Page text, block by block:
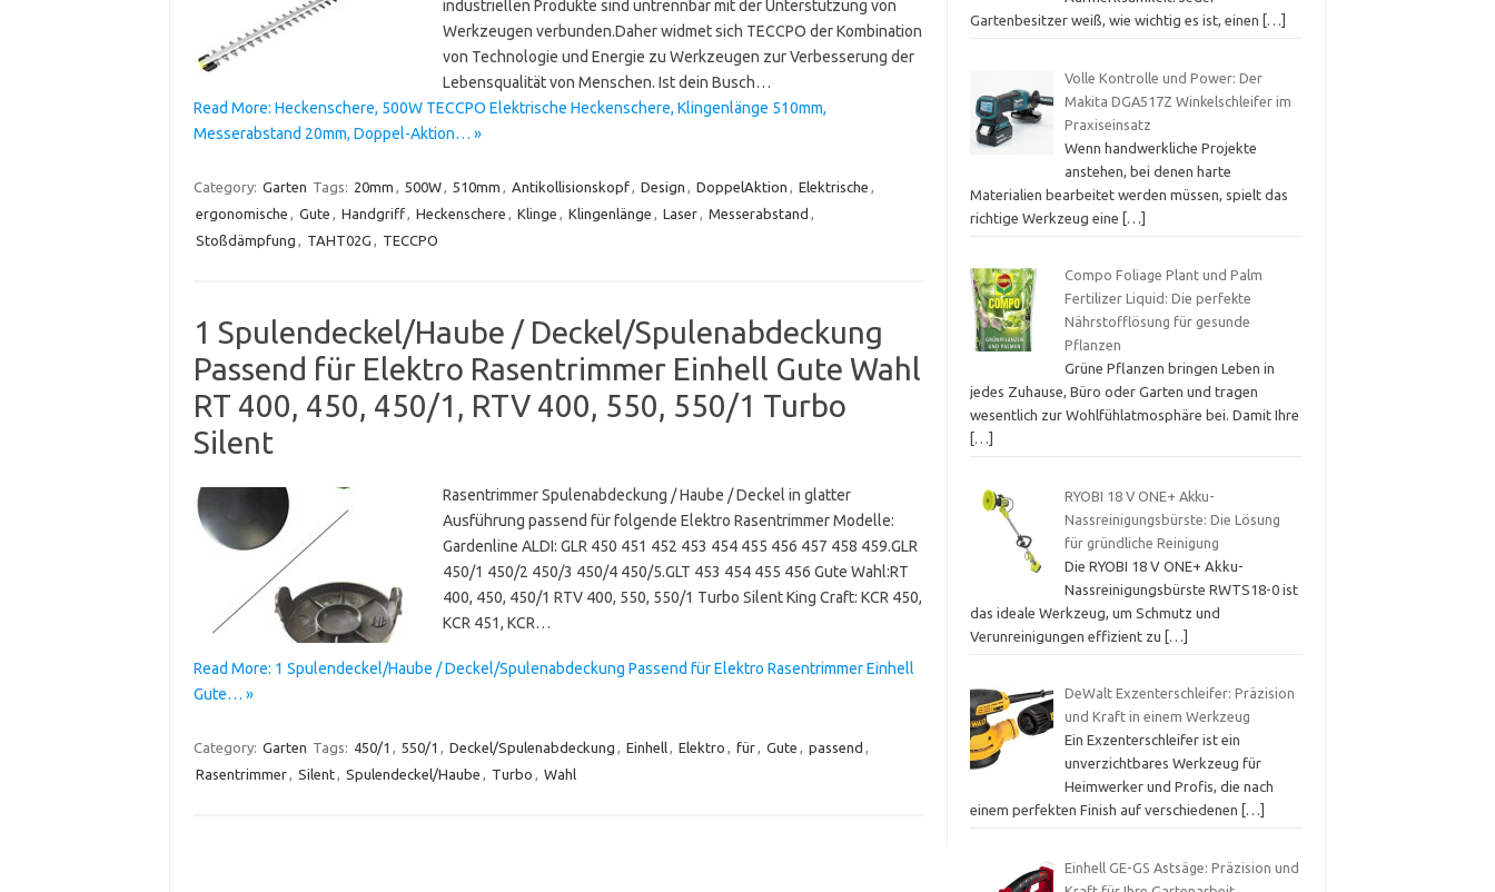
industriellen Produkte sind untrennbar mit der Unterstützung von
Werkzeugen verbunden.Daher widmet sich TECCPO der Kombination
von Technologie und Energie zu Werkzeugen zur Verbesserung der
Lebensqualität von Menschen. Ist dein Busch…
Read More: Heckenschere, 500W TECCPO Elektrische Heckenschere, Klingenlänge 510mm,
Messerabstand 20mm, Doppel-Aktion… »
Category: Garten Tags: 20mm , 500W, 510mm , Antikollisionskopf, Design , DoppelAktion , Elektrische ,
ergonomische , Gute , Handgriff, Heckenschere , Klinge , Klingenlänge , Laser, Messerabstand ,
Stoßdämpfung , TAHT02G , TECCPO
1 Spulendeckel/Haube / Deckel/Spulenabdeckung
Passend für Elektro Rasentrimmer Einhell Gute Wahl
RT 400, 450, 450/1, RTV 400, 550, 550/1 Turbo
Silent
Rasentrimmer Spulenabdeckung / Haube / Deckel in glatter
Ausführung passend für folgende Elektro Rasentrimmer Modelle:
Gardenline ALDI: GLR 450 451 452 453 454 455 456 457 458 459.GLR
450/1 450/2 450/3 450/4 450/5.GLT 453 454 455 456 Gute Wahl:RT
400, 450, 450/1 RTV 400, 550, 550/1 Turbo Silent King Craft: KCR 450,
KCR 451, KCR…
Read More: 1 Spulendeckel/Haube / Deckel/Spulenabdeckung Passend für Elektro Rasentrimmer Einhell
Gute… »
Category: Garten Tags: 450/1 , 550/1 , Deckel/Spulenabdeckung , Einhell, Elektro , für, Gute , passend ,
Rasentrimmer, Silent, Spulendeckel/Haube , Turbo , Wahl
Gartenbesitzer weiß, wie wichtig es ist, einen
[…]
Volle Kontrolle und Power: Der
Makita DGA517Z Winkelschleifer im
Praxiseinsatz
Wenn handwerkliche Projekte
anstehen, bei denen harte
Materialien bearbeitet werden müssen, spielt das
richtige Werkzeug eine
[…]
Compo Foliage Plant und Palm
Fertilizer Liquid: Die perfekte
Nährstofflösung für gesunde
Pflanzen
Grüne Pflanzen bringen Leben in
jedes Zuhause, Büro oder Garten und tragen
wesentlich zur Wohlfühlatmosphäre bei. Damit Ihre
[…]
RYOBI 18 V ONE+ Akku-
Nassreinigungsbürste: Die Lösung
für gründliche Reinigung
Die RYOBI 18 V ONE+ Akku-
Nassreinigungsbürste RWTS18-0 ist
das ideale Werkzeug, um Schmutz und
Verunreinigungen effizient zu
[…]
DeWalt Exzenterschleifer: Präzision
und Kraft in einem Werkzeug
Ein Exzenterschleifer ist ein
unverzichtbares Werkzeug für
Heimwerker und Profis, die nach
einem perfekten Finish auf verschiedenen
[…]
Einhell GE-GS Astsäge: Präzision und